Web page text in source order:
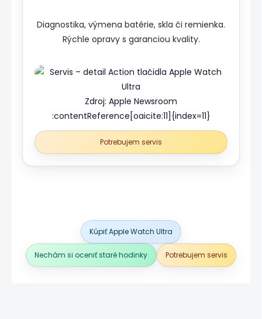
Diagnostika, výmena batérie, skla či remienka.
Rýchle opravy s garanciou kvality.
Zdroj: Apple Newsroom
:contentReference[oaicite:11]{index=11}
Potrebujem servis
Kúpiť Apple Watch Ultra
Nechám si oceniť staré hodinky Potrebujem servis